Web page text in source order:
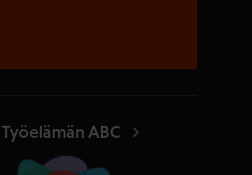
Työelämän ABC